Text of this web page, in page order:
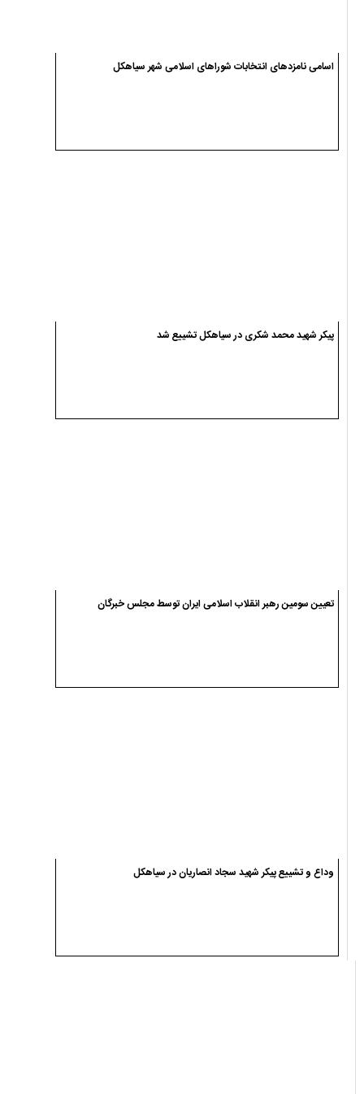
اسامی نامزدهای انتخابات شوراهای اسلامی شهر سیاهکل
پیکر شهید محمد شکری در سیاهکل تشییع شد
تعیین سومین رهبر انقلاب اسلامی ایران توسط مجلس خبرگان
وداع و تشییع پیکر شهید سجاد انصاریان در سیاهکل